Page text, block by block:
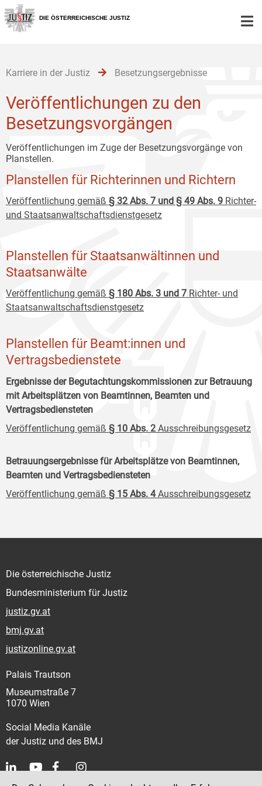
Zur
Hauptnavigation
[1]
Zum
Inhalt
[2]
Zum
Untermenü
[3]
DIE ÖSTERREICHISCHE JUSTIZ
Karriere in der Justiz Besetzungsergebnisse
Veröffentlichungen zu den
Besetzungsvorgängen
Veröffentlichungen im Zuge der Besetzungsvorgänge von
Planstellen.
Planstellen für Richterinnen und Richtern
Veröffentlichung gemäß § 32 Abs. 7 und § 49 Abs. 9 Richter-
und Staatsanwaltschaftsdienstgesetz
Planstellen für Staatsanwältinnen und
Staatsanwälte
Veröffentlichung gemäß § 180 Abs. 3 und 7 Richter- und
Staatsanwaltschaftsdienstgesetz
Planstellen für Beamt:innen und
Vertragsbedienstete
Ergebnisse der Begutachtungskommissionen zur Betrauung
mit Arbeitsplätzen von Beamtinnen, Beamten und
Vertragsbediensteten
Veröffentlichung gemäß § 10 Abs. 2 Ausschreibungsgesetz
Betrauungsergebnisse für Arbeitsplätze von Beamtinnen,
Beamten und Vertragsbediensteten
Veröffentlichung gemäß § 15 Abs. 4Ausschreibungsgesetz
Die österreichische Justiz
Bundesministerium für Justiz
justiz.gv.at
bmj.gv.at
justizonline.gv.at
Palais Trautson
Museumstraße 7
1070 Wien
Social Media Kanäle
der Justiz und des BMJ